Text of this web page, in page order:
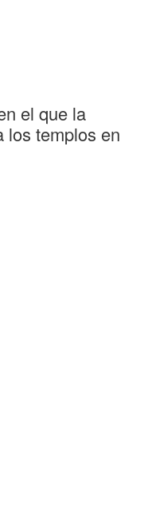
el que la
los templos en